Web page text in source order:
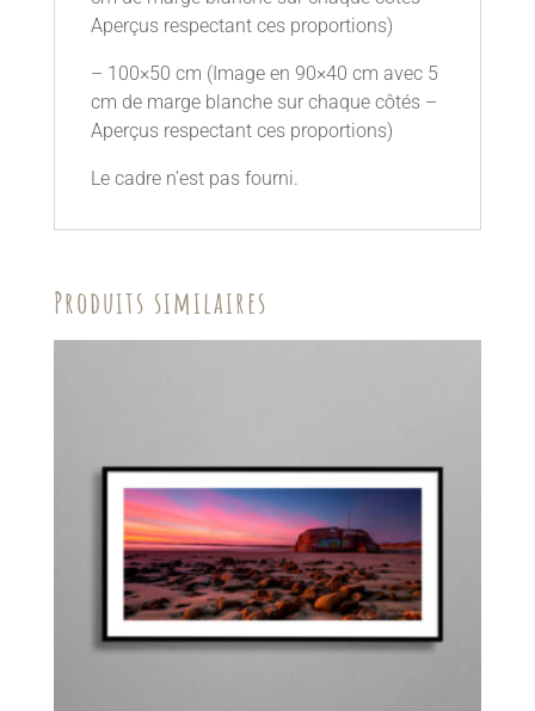
Aperçus respectant ces proportions)
– 100×50 cm (Image en 90×40 cm avec 5
cm de marge blanche sur chaque côtés –
Aperçus respectant ces proportions)
Le cadre n’est pas fourni.
Produits similaires